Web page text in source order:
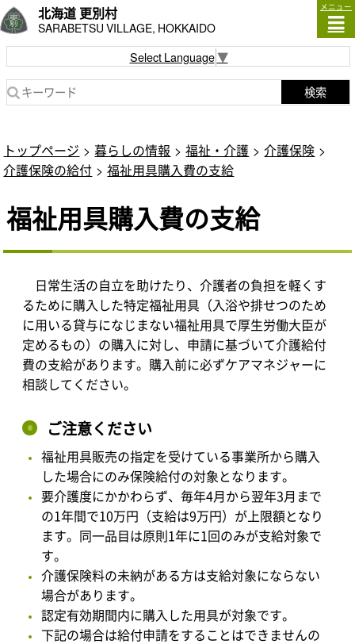
北海道 更別村
SARABETSU VILLAGE, HOKKAIDO
メニュー
Select Language▼
検索
トップページ 暮らしの情報 福祉・介護
介護保険
介護保険の給付
福祉用具購入費の支給
福祉用具購入費の支給
日常生活の自立を助けたり、介護者の負担を軽くす
るために購入した特定福祉用具（入浴や排せつのため
に用いる貸与になじまない福祉用具で厚生労働大臣が
定めるもの）の購入に対し、申請に基づいて介護給付
費の支給があります。購入前に必ずケアマネジャーに
相談してください。
ご注意ください
福祉用具販売の指定を受けている事業所から購入
した場合にのみ保険給付の対象となります。
要介護度にかかわらず、毎年4月から翌年3月まで
の1年間で10万円（支給は9万円）が上限額となり
ます。同一品目は原則1年に1回のみが支給対象で
す。
介護保険料の未納がある方は支給対象にならない
場合があります。
認定有効期間内に購入した用具が対象です。
下記の場合は給付申請をすることはできませんの